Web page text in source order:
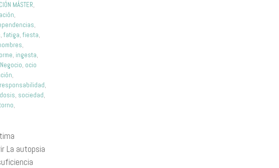
MÁSTER,
,
,
,fatiga,fiesta,
,
, ingesta,
Negocio, ocio
,
responsabilidad,
, sociedad,
,
La autopsia